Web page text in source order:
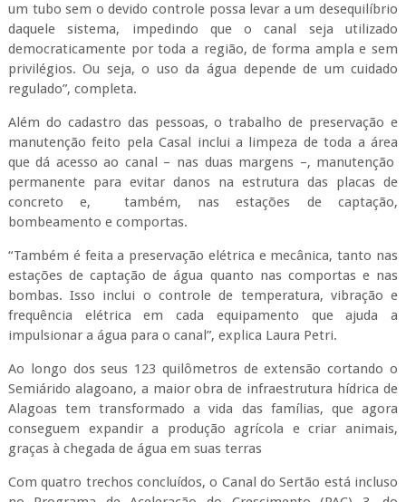
um tubo sem o devido controle possa levar a um desequilíbrio
daquele sistema, impedindo que o canal seja utilizado
democraticamente por toda a região, de forma ampla e sem
privilégios. Ou seja, o uso da água depende de um cuidado
regulado”, completa.
Além do cadastro das pessoas, o trabalho de preservação e
manutenção feito pela Casal inclui a limpeza de toda a área
que dá acesso ao canal – nas duas margens –, manutenção
permanente para evitar danos na estrutura das placas de
concreto e, também, nas estações de captação,
bombeamento e comportas.
“Também é feita a preservação elétrica e mecânica, tanto nas
estações de captação de água quanto nas comportas e nas
bombas. Isso inclui o controle de temperatura, vibração e
frequência elétrica em cada equipamento que ajuda a
impulsionar a água para o canal”, explica Laura Petri.
Ao longo dos seus 123 quilômetros de extensão cortando o
Semiárido alagoano, a maior obra de infraestrutura hídrica de
Alagoas tem transformado a vida das famílias, que agora
conseguem expandir a produção agrícola e criar animais,
graças à chegada de água em suas terras
Com quatro trechos concluídos, o Canal do Sertão está incluso